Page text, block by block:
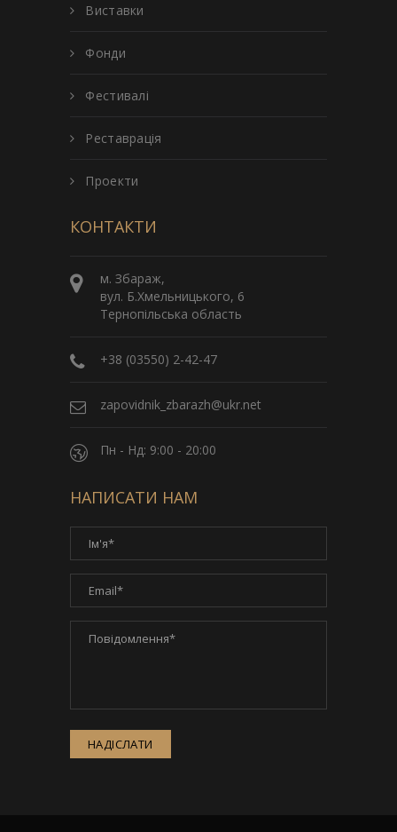
Виставки
Фонди
Фестивалі
Реставрація
Проекти
КОНТАКТИ
м. Збараж,
вул. Б.Хмельницького, 6
Тернопільська область
+38 (03550) 2-42-47
zapovidnik_zbarazh@ukr.net
Пн - Нд: 9:00 - 20:00
НАПИСАТИ НАМ
НАДІСЛАТИ